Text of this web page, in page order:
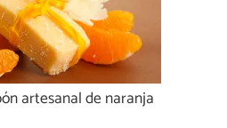
artesanal de naranja